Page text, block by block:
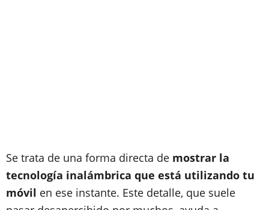
Se trata de una forma directa de mostrar la
tecnología inalámbrica que está utilizando tu
móvil en ese instante. Este detalle, que suele